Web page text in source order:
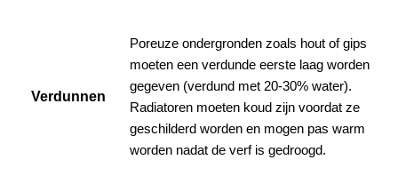
Verdunnen
Poreuze ondergronden zoals hout of gips
moeten een verdunde eerste laag worden
gegeven (verdund met 20-30% water).
Radiatoren moeten koud zijn voordat ze
geschilderd worden en mogen pas warm
worden nadat de verf is gedroogd.